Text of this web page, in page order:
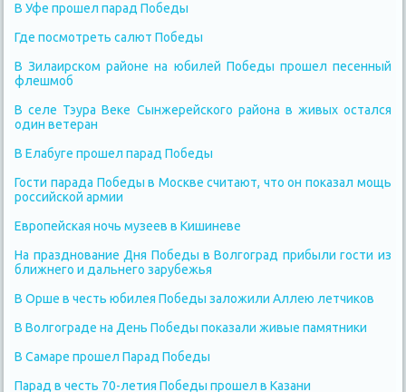
В Уфе прошел парад Победы
Где посмотреть салют Победы
В Зилаирском районе на юбилей Победы прошел песенный
флешмоб
В селе Тэура Веке Сынжерейского района в живых остался
один ветеран
В Елабуге прошел парад Победы
Гости парада Победы в Москве считают, что он показал мощь
российской армии
Европейская ночь музеев в Кишиневе
На празднование Дня Победы в Волгоград прибыли гости из
ближнего и дальнего зарубежья
В Орше в честь юбилея Победы заложили Аллею летчиков
В Волгограде на День Победы показали живые памятники
В Самаре прошел Парад Победы
Парад в честь 70-летия Победы прошел в Казани